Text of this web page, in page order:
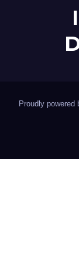
Proudly powered